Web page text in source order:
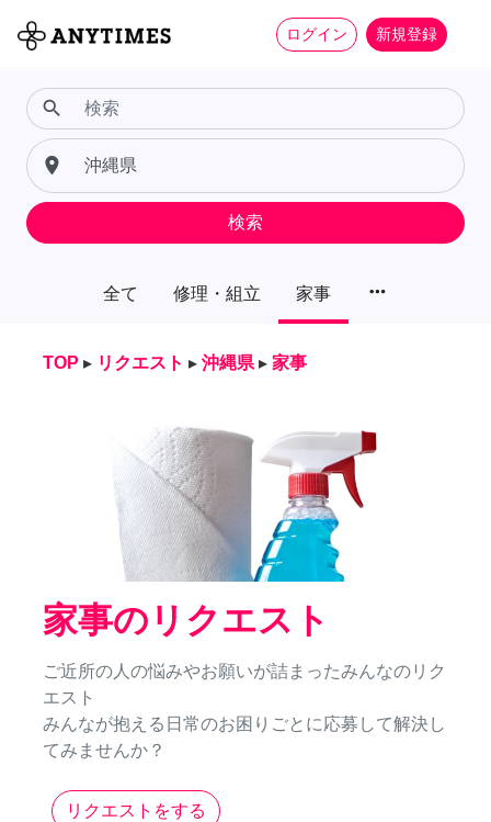
ログイン 新規登録
全て 修理・組立 家事 more_horiz
search
place
検索
TOP ▸ リクエスト ▸ 沖縄県 ▸ 家事
家事のリクエスト
ご近所の人の悩みやお願いが詰まったみんなのリク
エスト
みんなが抱える日常のお困りごとに応募して解決し
てみませんか？
リクエストをする